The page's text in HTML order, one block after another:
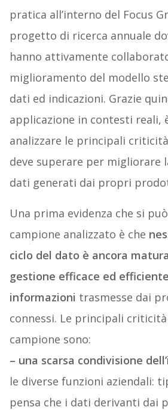
pratica all’interno del Focus
progetto di ricerca annuale
hanno attivamente
miglioramento del modello
dati ed indicazioni. Grazie
applicazione in contesti reali,
analizzare le principali
deve superare per migliorare
dati generati dai propri
Una prima evidenza che si
campione analizzato è che
ciclo del dato è ancora
gestione efficace ed
informazioni trasmesse dai
connessi. Le principali
campione sono:
– una scarsa condivisione
le diverse funzioni aziendali:
pensa che i dati derivanti dai